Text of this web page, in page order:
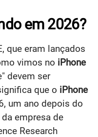
em 2026?
que eram lançados
vimos no iPhone
devem ser
que o iPhone
um ano depois do
empresa de
Research